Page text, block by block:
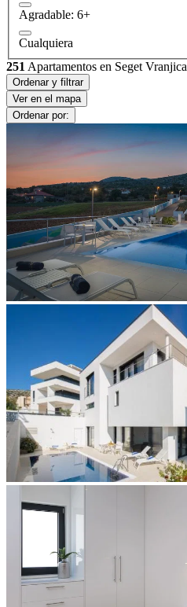
Agradable: 6+
Cualquiera
251 Apartamentos en Seget Vranjica
Ordenar y filtrar
Ver en el mapa
Ordenar por: